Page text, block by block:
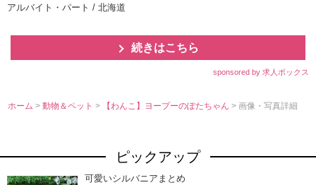
アルバイト・パート / 北海道
続きはこちら
sponsored by 求人ボックス
ホーム >動物＆ペット> 【わんこ】ヨープーのぽたちゃん> 画像・写真詳細
ピックアップ
可愛いシルバニアまとめ